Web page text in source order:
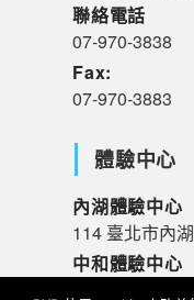
聯絡電話
07-970-3838
Fax:
07-970-3883
體驗中心
內湖體驗中心
114 臺北市內
中和體驗中心